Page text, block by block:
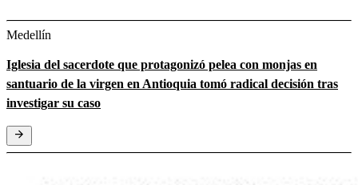
Medellín
Iglesia del sacerdote que protagonizó pelea con monjas en
santuario de la virgen en Antioquia tomó radical decisión tras
investigar su caso